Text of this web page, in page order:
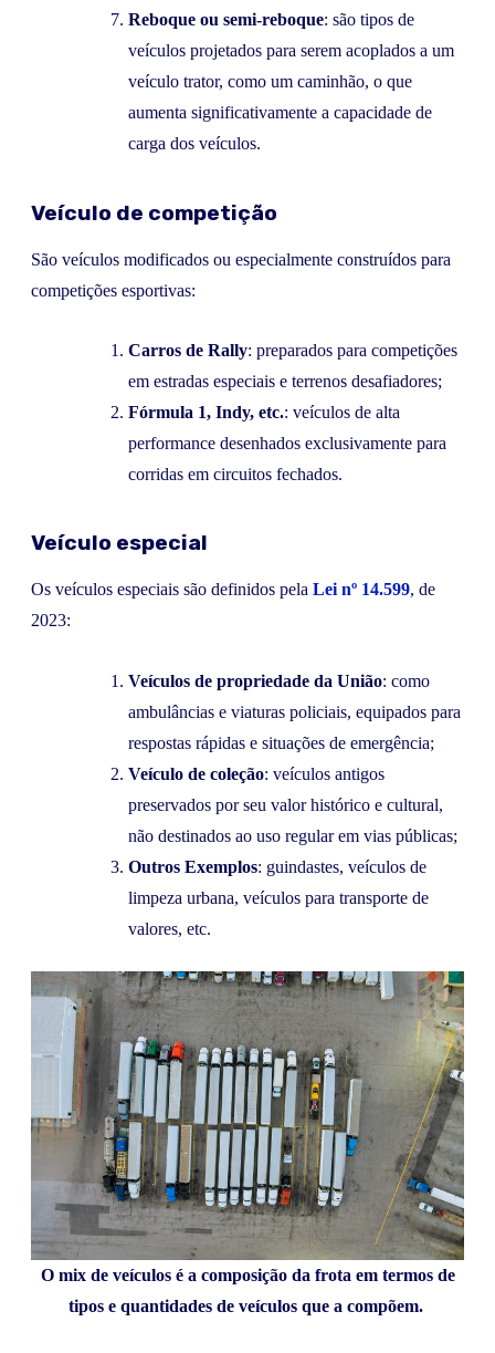
Reboque ou semi-reboque: são tipos de
veículos projetados para serem acoplados a um
veículo trator, como um caminhão, o que
aumenta significativamente a capacidade de
carga dos veículos.
Veículo de competição
São veículos modificados ou especialmente construídos para
competições esportivas:
Carros de Rally: preparados para competições
em estradas especiais e terrenos desafiadores;
Fórmula 1, Indy, etc.: veículos de alta
performance desenhados exclusivamente para
corridas em circuitos fechados.
Veículo especial
Os veículos especiais são definidos pela Lei nº 14.599, de
2023:
Veículos de propriedade da União: como
ambulâncias e viaturas policiais, equipados para
respostas rápidas e situações de emergência;
Veículo de coleção: veículos antigos
preservados por seu valor histórico e cultural,
não destinados ao uso regular em vias públicas;
Outros Exemplos: guindastes, veículos de
limpeza urbana, veículos para transporte de
valores, etc.
O mix de veículos é a composição da frota em termos de
tipos e quantidades de veículos que a compõem.